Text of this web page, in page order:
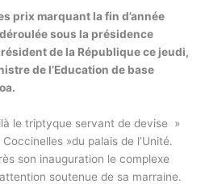
prix marquant la fin d’année
sous la présidence
de la République ce jeudi,
de l’Education de base
le triptyque servant de devise »
»du palais de l’Unité.
son inauguration le complexe
soutenue de sa marraine.